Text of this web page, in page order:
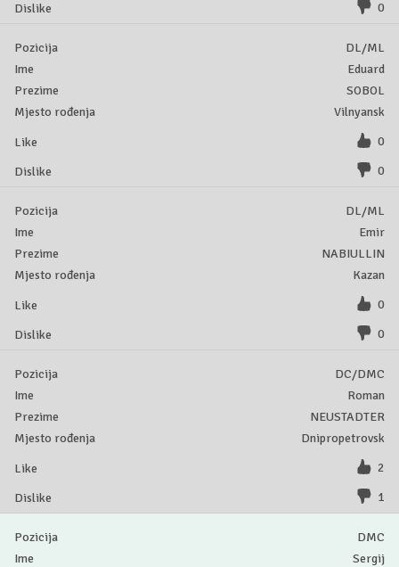
0
DL/ML
Eduard
SOBOL
Vilnyansk
0
0
DL/ML
Emir
NABIULLIN
Kazan
0
0
DC/DMC
Roman
NEUSTADTER
Dnipropetrovsk
2
1
DMC
Sergij